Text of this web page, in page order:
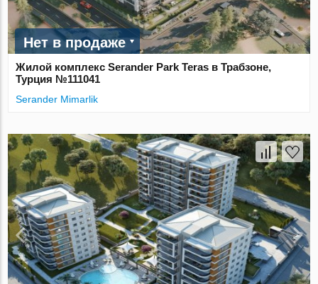
Нет в продаже
Жилой комплекс Serander Park Teras в Трабзоне,
Турция №111041
Serander Mimarlik